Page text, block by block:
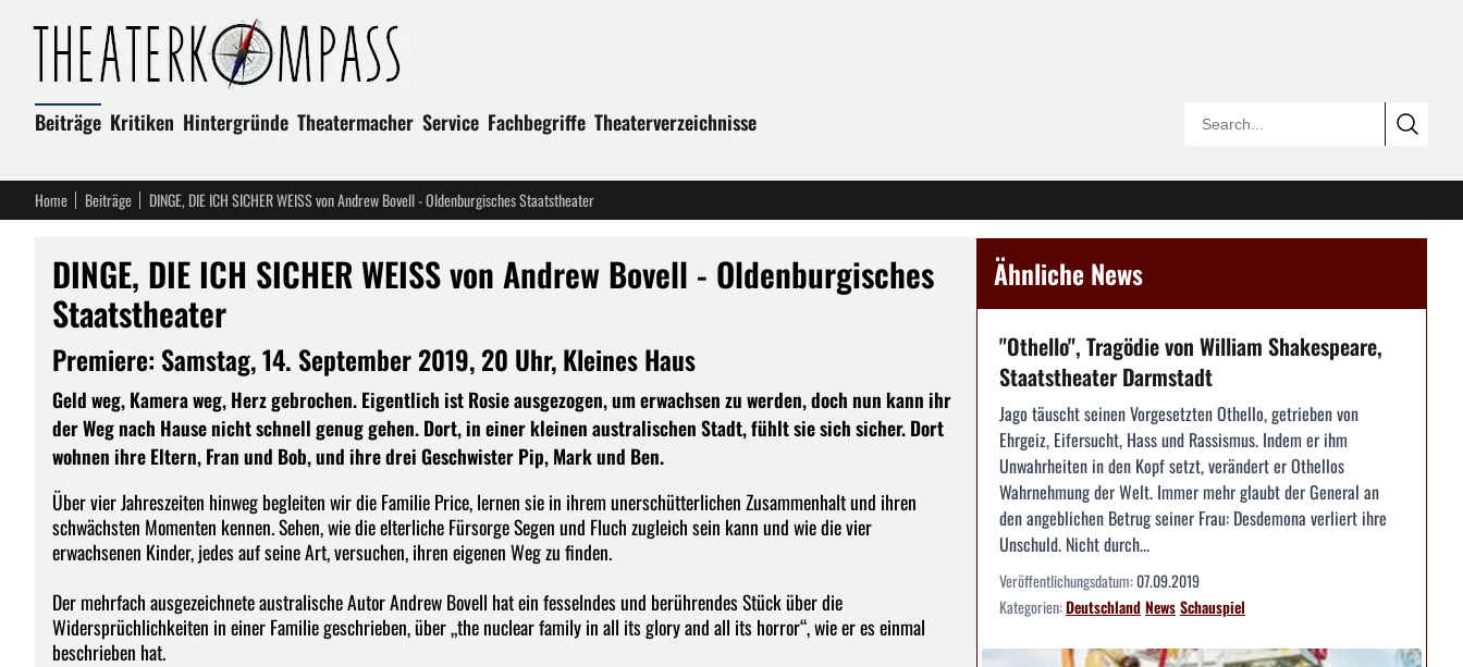
Beiträge Kritiken Hintergründe Theatermacher Service Fachbegriffe Theaterverzeichnisse
Home Beiträge DINGE, DIE ICH SICHER WEISS von Andrew Bovell - Oldenburgisches Staatstheater
DINGE, DIE ICH SICHER WEISS von Andrew Bovell - Oldenburgisches
Staatstheater
Premiere: Samstag, 14. September 2019, 20 Uhr, Kleines Haus
Geld weg, Kamera weg, Herz gebrochen. Eigentlich ist Rosie ausgezogen, um erwachsen zu werden, doch nun kann ihr
der Weg nach Hause nicht schnell genug gehen. Dort, in einer kleinen australischen Stadt, fühlt sie sich sicher. Dort
wohnen ihre Eltern, Fran und Bob, und ihre drei Geschwister Pip, Mark und Ben.
Über vier Jahreszeiten hinweg begleiten wir die Familie Price, lernen sie in ihrem unerschütterlichen Zusammenhalt und ihren
schwächsten Momenten kennen. Sehen, wie die elterliche Fürsorge Segen und Fluch zugleich sein kann und wie die vier
erwachsenen Kinder, jedes auf seine Art, versuchen, ihren eigenen Weg zu finden.
Der mehrfach ausgezeichnete australische Autor Andrew Bovell hat ein fesselndes und berührendes Stück über die
Widersprüchlichkeiten in einer Familie geschrieben, über „the nuclear family in all its glory and all its horror“, wie er es einmal
beschrieben hat.
Ähnliche News
"Othello", Tragödie von William Shakespeare,
Staatstheater Darmstadt
Jago täuscht seinen Vorgesetzten Othello, getrieben von
Ehrgeiz, Eifersucht, Hass und Rassismus. Indem er ihm
Unwahrheiten in den Kopf setzt, verändert er Othellos
Wahrnehmung der Welt. Immer mehr glaubt der General an
den angeblichen Betrug seiner Frau: Desdemona verliert ihre
Unschuld. Nicht durch...
Veröffentlichungsdatum:07.09.2019
Kategorien:DeutschlandNewsSchauspiel